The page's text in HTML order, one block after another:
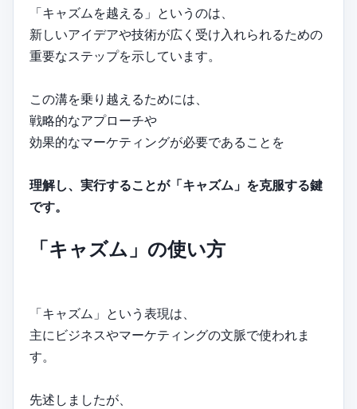
「キャズムを越える」というのは、
新しいアイデアや技術が広く受け入れられるための
重要なステップを示しています。
この溝を乗り越えるためには、
戦略的なアプローチや
効果的なマーケティングが必要であることを
理解し、実行することが「キャズム」を克服する鍵
です。
「キャズム」の使い方
「キャズム」という表現は、
主にビジネスやマーケティングの文脈で使われま
す。
先述しましたが、